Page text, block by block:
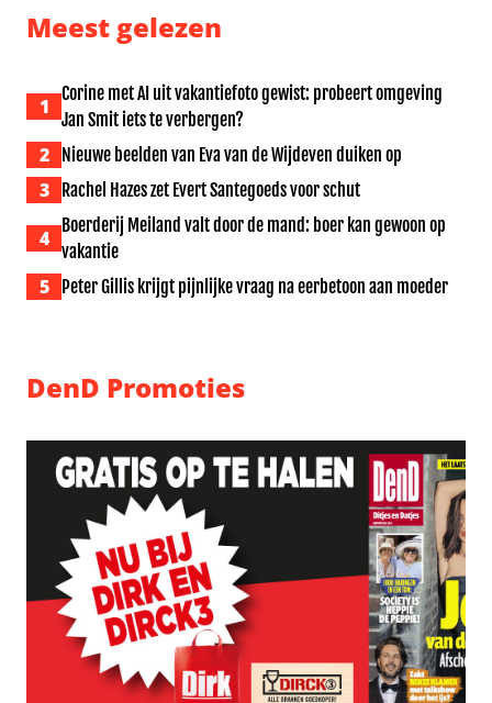
Meest gelezen
1
Corine met AI uit vakantiefoto gewist: probeert omgeving
Jan Smit iets te verbergen?
2 Nieuwe beelden van Eva van de Wijdeven duiken op
3 Rachel Hazes zet Evert Santegoeds voor schut
4
Boerderij Meiland valt door de mand: boer kan gewoon op
vakantie
5 Peter Gillis krijgt pijnlijke vraag na eerbetoon aan moeder
DenD Promoties